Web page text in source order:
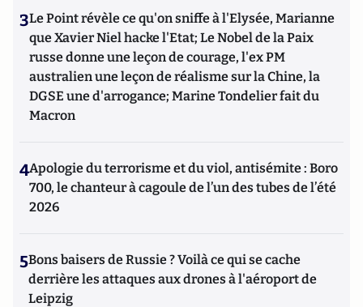
3Le Point révèle ce qu'on sniffe à l'Elysée, Marianne
que Xavier Niel hacke l'Etat; Le Nobel de la Paix
russe donne une leçon de courage, l'ex PM
australien une leçon de réalisme sur la Chine, la
DGSE une d'arrogance; Marine Tondelier fait du
Macron
4Apologie du terrorisme et du viol, antisémite : Boro
700, le chanteur à cagoule de l’un des tubes de l’été
2026
5Bons baisers de Russie ? Voilà ce qui se cache
derrière les attaques aux drones à l'aéroport de
Leipzig